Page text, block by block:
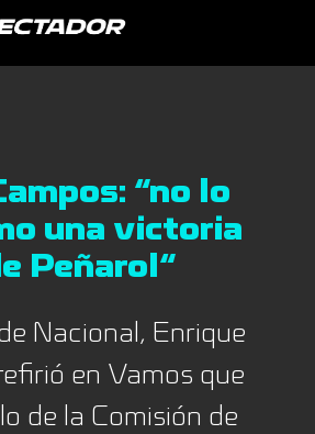
“no lo
una victoria
Peñarol“
Nacional, Enrique
en Vamos que
de la Comisión de